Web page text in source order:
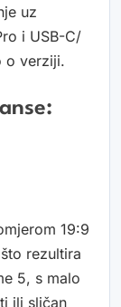
uz
i USB-C/
o verziji.
19:9
rezultira
5, s malo
ili sličan